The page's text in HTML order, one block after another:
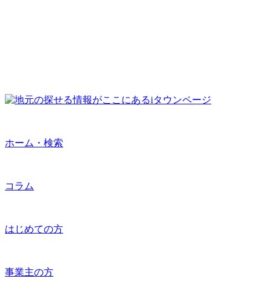
ホーム・検索
コラム
はじめての方
事業主の方